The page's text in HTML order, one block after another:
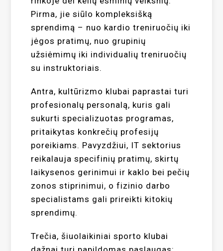
Pirma, jie siūlo kompleksišką
sprendimą – nuo kardio treniruočių iki
jėgos pratimų, nuo grupinių
užsiėmimų iki individualių treniruočių
su instruktoriais.
Antra, kultūrizmo klubai paprastai turi
profesionalų personalą, kuris gali
sukurti specializuotas programas,
pritaikytas konkrečių profesijų
poreikiams. Pavyzdžiui, IT sektorius
reikalauja specifinių pratimų, skirtų
laikysenos gerinimui ir kaklo bei pečių
zonos stiprinimui, o fizinio darbo
specialistams gali prireikti kitokių
sprendimų.
Trečia, šiuolaikiniai sporto klubai